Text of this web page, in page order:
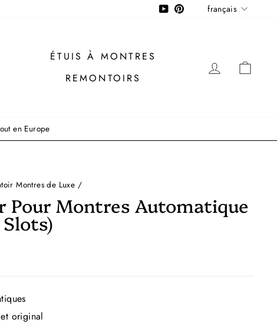
YouTubePinterestLangue
français
ÉTUIS À MONTRES
REMONTOIRS
SE
en Europe
Montres de Luxe /
Pour Montres Automatique
original